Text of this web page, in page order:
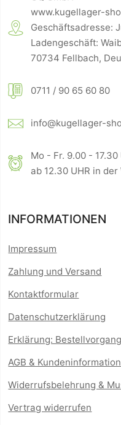
www.kugellager-
Geschäftsadresse:
Ladengeschäft:
70734 Fellbach,
0711 / 90 65 60 80
info@kugellager-
Mo - Fr. 9.00 -
ab 12.30 UHR in
INFORMATIONEN
Impressum
Zahlung und Versand
Kontaktformular
Datenschutzerklärung
Erklärung: Bestellvorgang
AGB &
Widerrufsbelehrung &
Vertrag widerrufen